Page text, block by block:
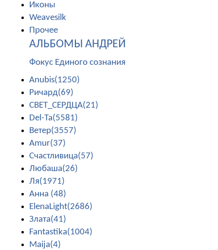
Иконы
Weavesilk
Прочее
АЛЬБОМЫ АНДРЕЙ
Фокус Единого сознания
Anubis(1250)
Ричард(69)
СВЕТ_СЕРДЦА(21)
Del-Ta(5581)
Ветер(3557)
Amur(37)
Счастливица(57)
Любаша(26)
Ля(1971)
Анна (48)
ElenaLight(2686)
Злата(41)
Fantastika(1004)
Maija(4)